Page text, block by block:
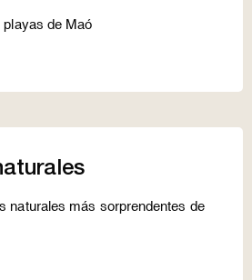
playas de Maó
naturales más sorprendentes de